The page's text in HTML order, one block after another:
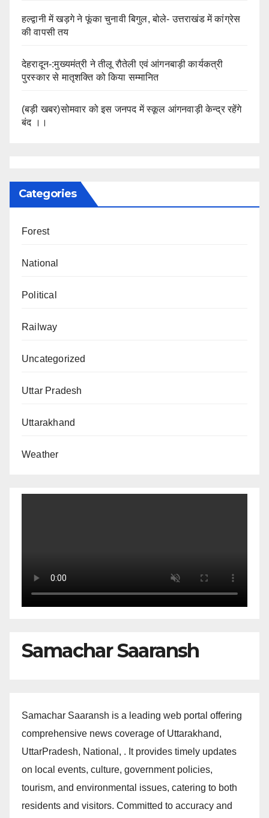
हल्द्वानी में खड़गे ने फूंका चुनावी बिगुल, बोले- उत्तराखंड में कांग्रेस
की वापसी तय
देहरादून-:मुख्यमंत्री ने तीलू रौतेली एवं आंगनबाड़ी कार्यकत्री
पुरस्कार से मातृशक्ति को किया सम्मानित
(बड़ी खबर)सोमवार को इस जनपद में स्कूल आंगनवाड़ी केन्द्र रहेंगे
बंद ।।
Categories
Forest
National
Political
Railway
Uncategorized
Uttar Pradesh
Uttarakhand
Weather
Samachar Saaransh
Samachar Saaransh is a leading web portal offering
comprehensive news coverage of Uttarakhand,
UttarPradesh, National, . It provides timely updates
on local events, culture, government policies,
tourism, and environmental issues, catering to both
residents and visitors. Committed to accuracy and